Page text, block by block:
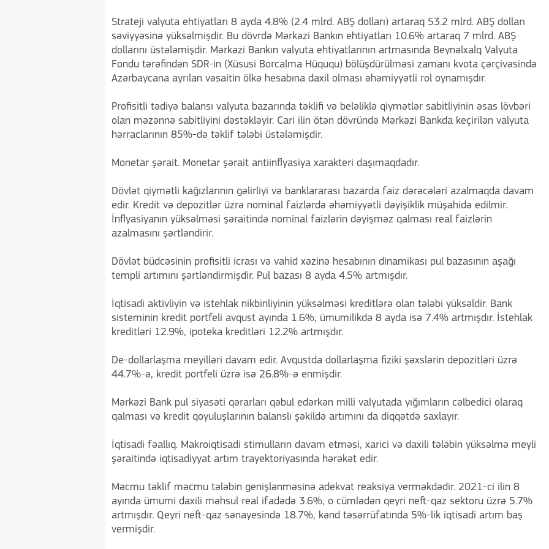
Strateji valyuta ehtiyatları 8 ayda 4.8% (2.4 mlrd. ABŞ dolları) artaraq 53.2 mlrd. ABŞ dolları
səviyyəsinə yüksəlmişdir. Bu dövrdə Mərkəzi Bankın ehtiyatları 10.6% artaraq 7 mlrd. ABŞ
dollarını üstələmişdir. Mərkəzi Bankın valyuta ehtiyatlarının artmasında Beynəlxalq Valyuta
Fondu tərəfindən SDR-in (Xüsusi Borcalma Hüququ) bölüşdürülməsi zamanı kvota çərçivəsində
Azərbaycana ayrılan vəsaitin ölkə hesabına daxil olması əhəmiyyətli rol oynamışdır.
Profisitli tədiyə balansı valyuta bazarında təklifi və beləliklə qiymətlər sabitliyinin əsas lövbəri
olan məzənnə sabitliyini dəstəkləyir. Cari ilin ötən dövründə Mərkəzi Bankda keçirilən valyuta
hərraclarının 85%-də təklif tələbi üstələmişdir.
Monetar şərait. Monetar şərait antiinflyasiya xarakteri daşımaqdadır.
Dövlət qiymətli kağızlarının gəlirliyi və banklararası bazarda faiz dərəcələri azalmaqda davam
edir. Kredit və depozitlər üzrə nominal faizlərdə əhəmiyyətli dəyişiklik müşahidə edilmir.
İnflyasiyanın yüksəlməsi şəraitində nominal faizlərin dəyişməz qalması real faizlərin
azalmasını şərtləndirir.
Dövlət büdcəsinin profisitli icrası və vahid xəzinə hesabının dinamikası pul bazasının aşağı
templi artımını şərtləndirmişdir. Pul bazası 8 ayda 4.5% artmışdır.
İqtisadi aktivliyin və istehlak nikbinliyinin yüksəlməsi kreditlərə olan tələbi yüksəldir. Bank
sisteminin kredit portfeli avqust ayında 1.6%, ümumilikdə 8 ayda isə 7.4% artmışdır. İstehlak
kreditləri 12.9%, ipoteka kreditləri 12.2% artmışdır.
De-dollarlaşma meyilləri davam edir. Avqustda dollarlaşma fiziki şəxslərin depozitləri üzrə
44.7%-ə, kredit portfeli üzrə isə 26.8%-ə enmişdir.
Mərkəzi Bank pul siyasəti qərarları qəbul edərkən milli valyutada yığımların cəlbedici olaraq
qalması və kredit qoyuluşlarının balanslı şəkildə artımını da diqqətdə saxlayır.
İqtisadi fəallıq. Makroiqtisadi stimulların davam etməsi, xarici və daxili tələbin yüksəlmə meyli
şəraitində iqtisadiyyat artım trayektoriyasında hərəkət edir.
Məcmu təklif məcmu tələbin genişlənməsinə adekvat reaksiya verməkdədir. 2021-ci ilin 8
ayında ümumi daxili məhsul real ifadədə 3.6%, o cümlədən qeyri neft-qaz sektoru üzrə 5.7%
artmışdır. Qeyri neft-qaz sənayesində 18.7%, kənd təsərrüfatında 5%-lik iqtisadi artım baş
vermişdir.